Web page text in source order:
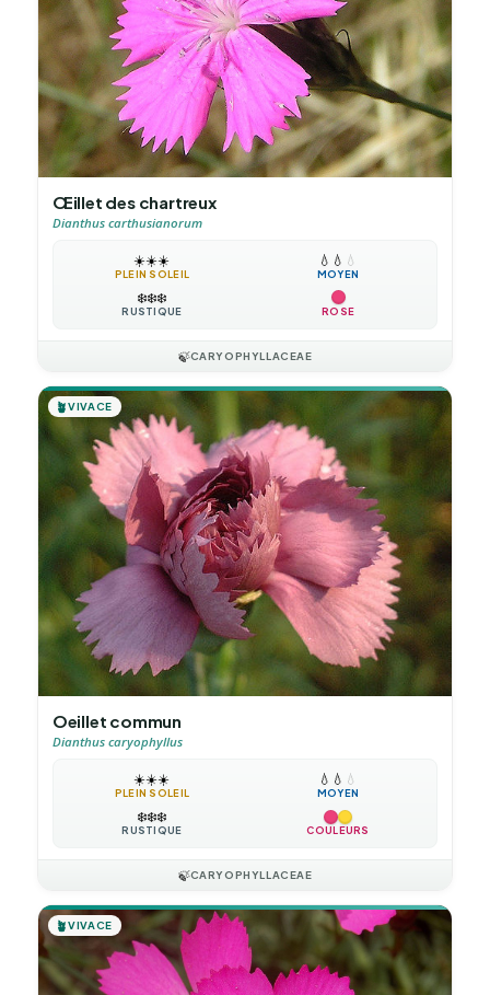
Œillet des chartreux
Dianthus carthusianorum
☀️☀️☀️
PLEIN SOLEIL
💧 💧 💧
MOYEN
❄️❄️❄️
RUSTIQUE ROSE
🍃CARYOPHYLLACEAE
🪴VIVACE
Oeillet commun
Dianthus caryophyllus
☀️☀️☀️
PLEIN SOLEIL
💧 💧 💧
MOYEN
❄️❄️❄️
RUSTIQUE COULEURS
🍃CARYOPHYLLACEAE
🪴VIVACE